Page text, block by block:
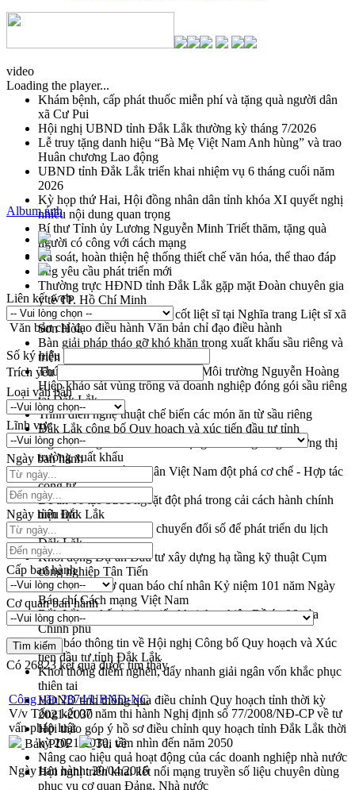
video
Loading the player...
Khám bệnh, cấp phát thuốc miễn phí và tặng quà người dân
xã Cư Pui
Hội nghị UBND tỉnh Đắk Lắk thường kỳ tháng 7/2026
Lễ truy tặng danh hiệu “Bà Mẹ Việt Nam Anh hùng” và trao
Huân chương Lao động
UBND tỉnh Đắk Lắk triển khai nhiệm vụ 6 tháng cuối năm
2026
Kỳ họp thứ Hai, Hội đồng nhân dân tỉnh khóa XI quyết nghị
nhiều nội dung quan trọng
Bí thư Tỉnh ủy Lương Nguyễn Minh Triết thăm, tặng quà
người có công với cách mạng
Rà soát, hoàn thiện hệ thống thiết chế văn hóa, thể thao đáp
ứng yêu cầu phát triển mới
Thường trực HĐND tỉnh Đắk Lắk gặp mặt Đoàn chuyên gia
y tế TP. Hồ Chí Minh
Lễ truy điệu và an táng hài cốt liệt sĩ tại Nghĩa trang Liệt sĩ xã
Sơn Hòa
Bàn giải pháp tháo gỡ khó khăn trong xuất khẩu sầu riêng và
triển khai quy định EUDR
Thứ trưởng Bộ Nông nghiệp và Môi trường Nguyễn Hoàng
Hiệp khảo sát vùng trồng và doanh nghiệp đóng gói sầu riêng
tại Đắk Lắk
Trình diễn nghệ thuật chế biến các món ăn từ sầu riêng
Đắk Lắk công bố Quy hoạch và xúc tiến đầu tư tỉnh
Ngành cá ngừ Đắk Lắk chủ động thích ứng để giữ vững thị
trường xuất khẩu
Diễn đàn Kinh tế tư nhân Việt Nam đột phá cơ chế - Hợp tác
công tư
Đề án 06 tạo bước ngoặt đột phá trong cải cách hành chính
tỉnh Đắk Lắk
Kết nối tour, đẩy mạnh chuyển đổi số để phát triển du lịch
Đắk Lắk
Khởi động Dự án Đầu tư xây dựng hạ tầng kỹ thuật Cụm
công nghiệp Tân Tiến
Gặp mặt các cơ quan báo chí nhân Kỷ niệm 101 năm Ngày
Báo chí Cách mạng Việt Nam
Đắk Lắk sơ kết 4 năm triển khai thực hiện Đề án 06 của
Chính phủ
Họp báo thông tin về Hội nghị Công bố Quy hoạch và Xúc
tiến đầu tư tỉnh Đắk Lắk
Khơi thông điểm nghẽn, đẩy nhanh giải ngân vốn khắc phục
thiên tai
HĐND tỉnh thông qua điều chỉnh Quy hoạch tỉnh thời kỳ
2021-2030
Hội thảo góp ý hồ sơ điều chỉnh quy hoạch tỉnh Đắk Lắk thời
kỳ 2021-2030, tầm nhìn đến năm 2050
Nâng cao hiệu quả hoạt động của các doanh nghiệp nhà nước
Hội nghị triển khai kết nối mạng truyền số liệu chuyên dùng
phục vụ cơ quan Đảng, Nhà nước
Album ảnh
Liên kết web
Văn bản chỉ đạo điều hành Văn bản chỉ đạo điều hành
Số ký hiệu
Trích yếu
Loại văn bản
Lĩnh vực
Ngày ban hành
Ngày hiệu lực
Cấp ban hành
Cơ quan ban hành
Có 26823kết quả được tìm thấy
Công văn 2874/UBND-NC
V/v Tổng kết 07 năm thi hành Nghị định số 77/2008/NĐ-CP về tư
vấn pháp luật
Bản PDF
Tải về
Ngày ban hành:20/04/2016